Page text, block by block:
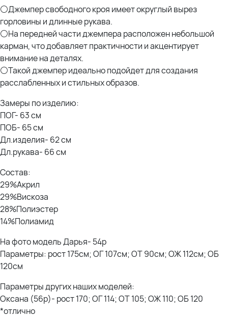
⚪Джемпер свободного кроя имеет округлый вырез
горловины и длинные рукава.
⚪На передней части джемпера расположен небольшой
карман, что добавляет практичности и акцентирует
внимание на деталях.
⚪Такой джемпер идеально подойдет для создания
расслабленных и стильных образов.
Замеры по изделию:
ПОГ- 63 см
ПОБ- 65 см
Дл.изделия- 62 см
Дл.рукава- 66 см
Состав:
29%Акрил
29%Вискоза
28%Полиэстер
14%Полиамид
На фото модель Дарья- 54р
Параметры: рост 175см; ОГ 107см; ОТ 90см; ОЖ 112см; ОБ
120см
Параметры других наших моделей:
Оксана (56р)- рост 170; ОГ 114; ОТ 105; ОЖ 110; ОБ 120
*отлично